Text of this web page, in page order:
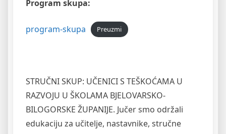
Program skupa:
program-skupa Preuzmi
STRUČNI SKUP: UČENICI S TEŠKOĆAMA U
RAZVOJU U ŠKOLAMA BJELOVARSKO-
BILOGORSKE ŽUPANIJE. Jučer smo održali
edukaciju za učitelje, nastavnike, stručne